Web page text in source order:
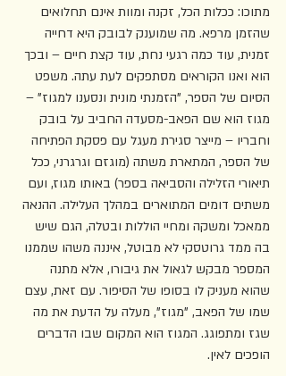
מתוכו: ככלות הכל, זקנה ומוות אינם תחלואים
שהזמן מרפא. מה שמוענק לבובק היא דחייה
זמנית, עוד כמה רגעי נחת, עוד קצת חיים – ובכך
הוא ואנו הקוראים מסתפקים לעת עתה. משפט
הסיום של הספר, "הזמנתי מונית ונסענו למגוז" –
מגוז הוא שם הפאב-מסעדה החביב על בובק
וחבריו – מייצר סגירת מעגל עם פסקת הפתיחה
של הספר, המתארת משתה (מוגזם וגרגרני, ככל
תיאורי הזלילה והסביאה בספר) באותו מגוז, ועם
משתים דומים המתוארים במהלך העלילה. ההנאה
ממאכל ומשקה ומחיי הוללות ובטלה, הגם שיש
בה ממד גרוטסקי לא מבוטל, איננה משהו שממנו
המספר מבקש לגאול את גיבורו, אלא מתנה
שהוא מעניק לו בסופו של הסיפור. עם זאת, עצם
שמו של הפאב, "מגוז", מעלה על הדעת את מה
שגז ומתפוגג. המגוז הוא המקום שבו הדברים
הופכים לאין.